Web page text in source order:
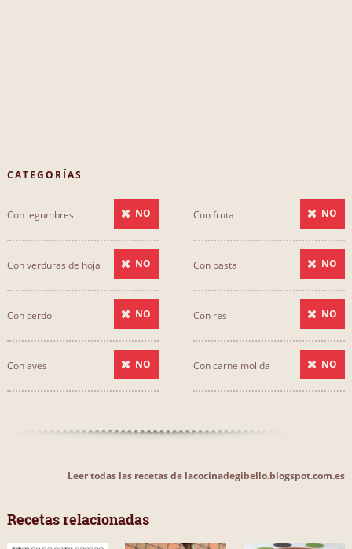
CATEGORÍAS
Con fruta NO
Con legumbres NO
Con pasta NO
Con verduras de hoja NO
Con res NO
Con cerdo NO
Con carne molida NO
Con aves NO
Leer todas las recetas de lacocinadegibello.blogspot.com.es
Recetas relacionadas